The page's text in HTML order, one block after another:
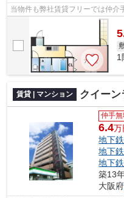
当物件も弊社賃貸フリーでは仲介
1
賃貸 | マンション クイーン
仲手
6.4万
地下
地下
地下
築13
大阪府